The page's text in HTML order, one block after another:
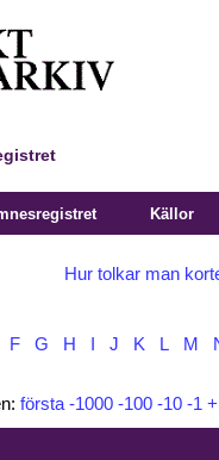
Källor
Hur tolkar man
F G H J K L M
första -1000 -100 -10 -1